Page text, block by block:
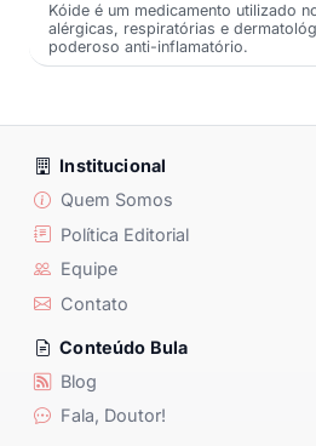
Kóide é um medicamento utilizado
alérgicas, respiratórias e
poderoso anti-inflamatório.
Institucional
Quem Somos
Política Editorial
Equipe
Contato
Conteúdo Bula
Blog
Fala, Doutor!